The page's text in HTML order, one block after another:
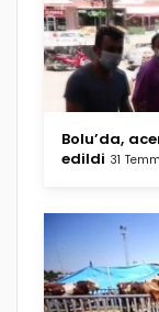
Bolu’da,
edildi 31